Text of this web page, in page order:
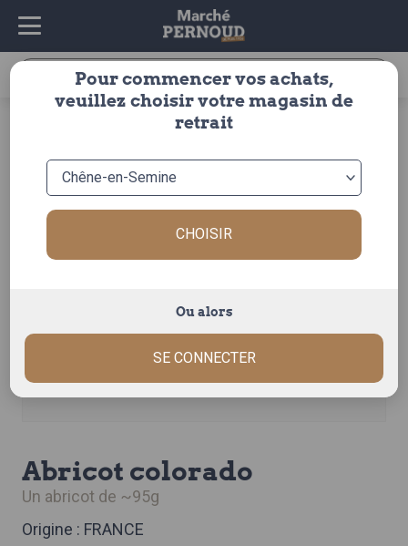
Recherche
fruits & légumes> fruits>
abricot colorado
un abricot de ~95g
Origine : FRANCE
Pour commencer vos achats,
veuillez choisir votre magasin de
retrait
CHOISIR
Ou alors
SE CONNECTER